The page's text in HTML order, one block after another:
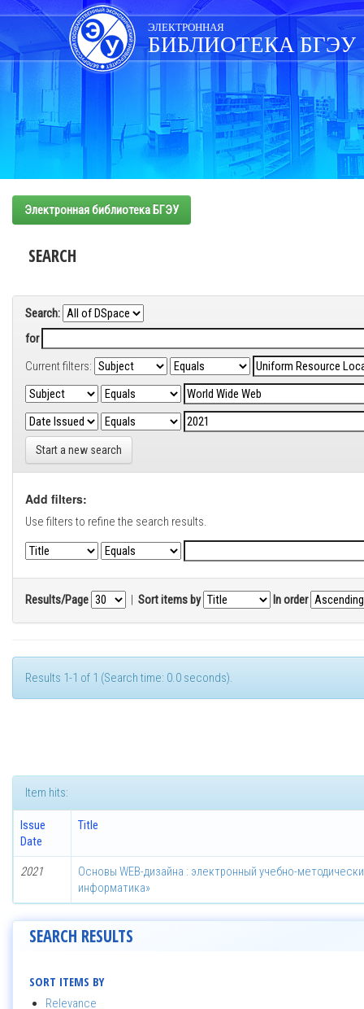
Skip
navigation
ЭЛЕКТРОННАЯ
БИБЛИОТЕКА БГЭУ
Электронная библиотека БГЭУ
SEARCH
Search:
for
Current filters:
Start a new search
Add filters:
Use filters to refine the search results.
Results/Page | Sort items by In order
Results 1-1 of 1 (Search time: 0.0 seconds).
Item hits:
Issue
Date
Title
2021
Основы WEB-дизайна : электронный учебно-
информатика»
SEARCH RESULTS
SORT ITEMS BY
Relevance